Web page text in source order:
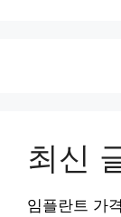
최신
임플란트 가